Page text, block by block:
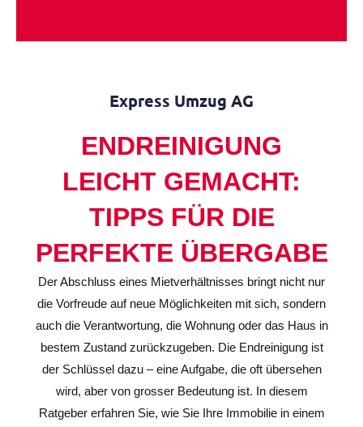
Express Umzug AG
ENDREINIGUNG
LEICHT GEMACHT:
TIPPS FÜR DIE
PERFEKTE ÜBERGABE
Der Abschluss eines Mietverhältnisses bringt nicht nur
die Vorfreude auf neue Möglichkeiten mit sich, sondern
auch die Verantwortung, die Wohnung oder das Haus in
bestem Zustand zurückzugeben. Die Endreinigung ist
der Schlüssel dazu – eine Aufgabe, die oft übersehen
wird, aber von grosser Bedeutung ist. In diesem
Ratgeber erfahren Sie, wie Sie Ihre Immobilie in einem